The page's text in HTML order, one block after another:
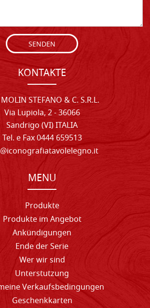
SENDEN
KONTAKTE
STEFANO & C. S.R.L.
Via Lupiola, 2 - 36066
Sandrigo (VI) ITALIA
Tel. e Fax 0444 659513
MENU
Produkte
Produkte im Angebot
Ankündigungen
Ende der Serie
Wer wir sind
Unterstutzung
Verkaufsbedingungen
Geschenkkarten